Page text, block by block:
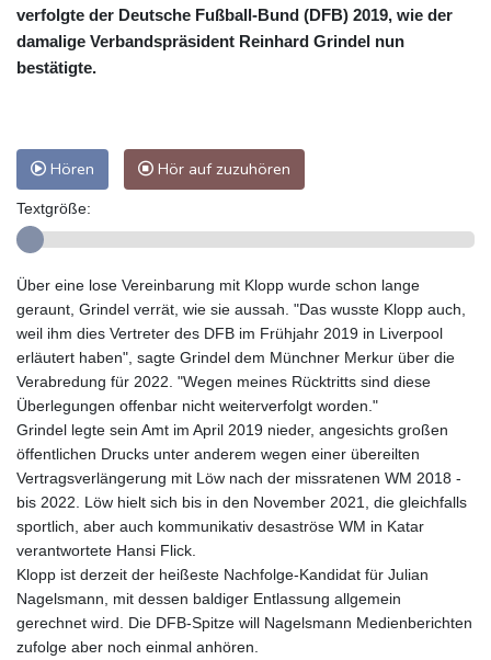
verfolgte der Deutsche Fußball-Bund (DFB) 2019, wie der
damalige Verbandspräsident Reinhard Grindel nun
bestätigte.
Hören Hör auf zuzuhören
Textgröße:
Über eine lose Vereinbarung mit Klopp wurde schon lange
geraunt, Grindel verrät, wie sie aussah. "Das wusste Klopp auch,
weil ihm dies Vertreter des DFB im Frühjahr 2019 in Liverpool
erläutert haben", sagte Grindel dem Münchner Merkur über die
Verabredung für 2022. "Wegen meines Rücktritts sind diese
Überlegungen offenbar nicht weiterverfolgt worden."
Grindel legte sein Amt im April 2019 nieder, angesichts großen
öffentlichen Drucks unter anderem wegen einer übereilten
Vertragsverlängerung mit Löw nach der missratenen WM 2018 -
bis 2022. Löw hielt sich bis in den November 2021, die gleichfalls
sportlich, aber auch kommunikativ desaströse WM in Katar
verantwortete Hansi Flick.
Klopp ist derzeit der heißeste Nachfolge-Kandidat für Julian
Nagelsmann, mit dessen baldiger Entlassung allgemein
gerechnet wird. Die DFB-Spitze will Nagelsmann Medienberichten
zufolge aber noch einmal anhören.